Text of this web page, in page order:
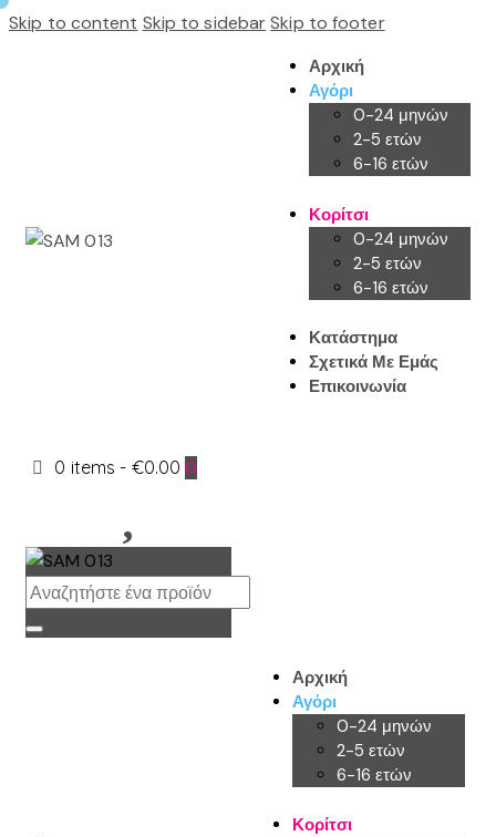
Skip to content Skip to sidebar Skip to footer
Αρχική
Αγόρι
0-24 μηνών
2-5 ετών
6-16 ετών
Κορίτσι
0-24 μηνών
2-5 ετών
6-16 ετών
Κατάστημα
Σχετικά Με Εμάς
Επικοινωνία
0 items - €0.00 0
Αρχική
Αγόρι
0-24 μηνών
2-5 ετών
6-16 ετών
Κορίτσι